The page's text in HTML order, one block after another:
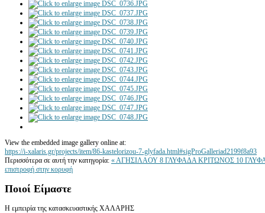
View the embedded image gallery online at:
https://i-xalaris.gr/projects/item/86-kastelorizou-7-glyfada.html#sigProGalleriad2199f8a93
Περισσότερα σε αυτή την κατηγορία: « ΑΓΗΣΙΛΑΟΥ 8 ΓΛΥΦΑΔΑΚΡΙΤΩΝΟΣ 10
επιστροφή στην κορυφή
Ποιοί Είμαστε
Η εμπειρία της κατασκευαστικής ΧΑΛΑΡΗΣ